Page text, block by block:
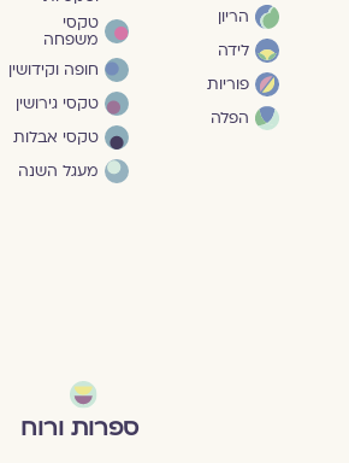
הריון
לידה
פוריות
הפלה
טקסי
משפחה
חופה וקידושין
טקסי גירושין
טקסי אבלות
מעגל השנה
ספרות ורוח